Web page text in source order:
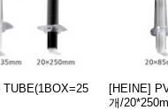
[HEINE]
개/